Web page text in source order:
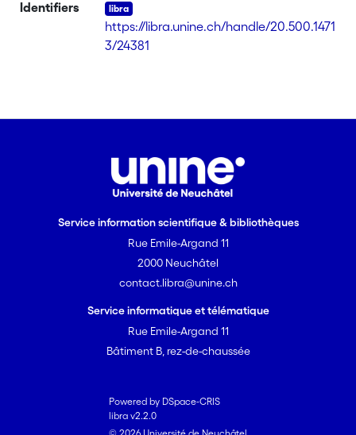
Identifiers
https://libra.unine.ch/handle/20.500.1471
3/24381
Service information scientifique & bibliothèques
Rue Emile-Argand 11
2000 Neuchâtel
contact.libra@unine.ch
Service informatique et télématique
Rue Emile-Argand 11
Bâtiment B, rez-de-chaussée
Powered by DSpace-CRIS
libra v2.2.0